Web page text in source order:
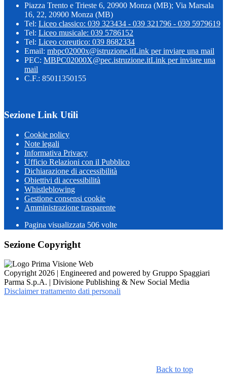
Piazza Trento e Trieste 6, 20900 Monza (MB); Via Marsala
16, 22, 20900 Monza (MB)
Tel: Liceo classico: 039 323434 - 039 321796 - 039 5979619
Tel: Liceo musicale: 039 5786152
Tel: Liceo coreutico: 039 8682334
Email: mbpc02000x@istruzione.itLink per inviare una mail
PEC: MBPC02000X@pec.istruzione.itLink per inviare una
mail
C.F.: 85011350155
Sezione Link Utili
Cookie policy
Note legali
Informativa Privacy
Ufficio Relazioni con il Pubblico
Dichiarazione di accessibilità
Obiettivi di accessibilità
Whistleblowing
Gestione consensi cookie
Amministrazione trasparente
Pagina visualizzata 506 volte
Sezione Copyright
Copyright 2026 | Engineered and powered by Gruppo Spaggiari
Parma S.p.A. | Divisione Publishing & New Social Media
Disclaimer trattamento dati personali
Back to top